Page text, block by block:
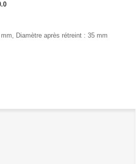
Diamètre après rétreint : 35 mm